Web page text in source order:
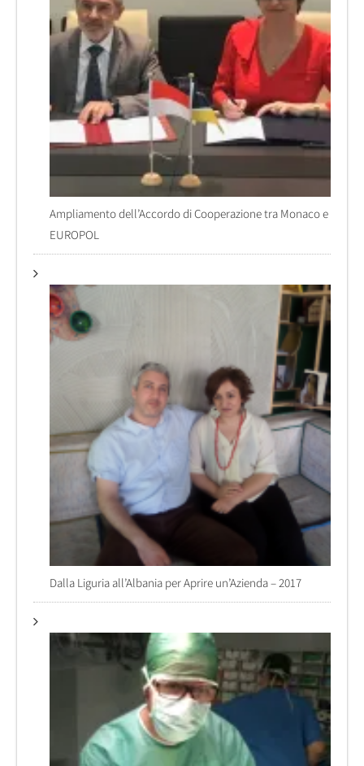
Ampliamento dell’Accordo di Cooperazione tra Monaco e
EUROPOL
Dalla Liguria all’Albania per Aprire un’Azienda – 2017